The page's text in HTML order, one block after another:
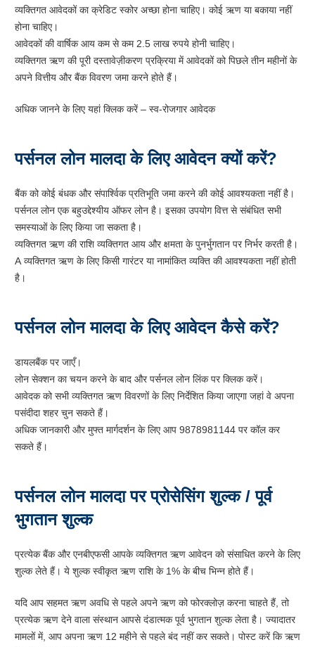
व्यक्तिगत आवेदकों का क्रेडिट स्कोर अच्छा होना चाहिए। कोई ऋण या बकाया नहीं
होना चाहिए।
आवेदकों की वार्षिक आय कम से कम 2.5 लाख रुपये होनी चाहिए।
व्यक्तिगत ऋण की पूरी दस्तावेज़ीकरण प्रक्रिया में आवेदकों को पिछले तीन महीनों के
अपने वित्तीय और बैंक विवरण जमा करने होते हैं।
अधिक जानने के लिए यहां क्लिक करें – स्व-रोजगार आवेदक
पर्सनल लोन मालदा के लिए आवेदन क्यों करें?
बैंक को कोई बंधक और संपार्श्विक प्रतिभूति जमा करने की कोई आवश्यकता नहीं है।
पर्सनल लोन एक बहुउद्देश्यीय ऑफर लोन है। इसका उपयोग वित्त से संबंधित सभी
समस्याओं के लिए किया जा सकता है।
व्यक्तिगत ऋण की राशि व्यक्तिगत आय और क्षमता के पुनर्भुगतान पर निर्भर करती है।
A व्यक्तिगत ऋण के लिए किसी गारंटर या नामांकित व्यक्ति की आवश्यकता नहीं होती
है।
पर्सनल लोन मालदा के लिए आवेदन कैसे करें?
डायलबैंक पर जाएँ।
लोन सेक्शन का चयन करने के बाद और पर्सनल लोन लिंक पर क्लिक करें।
आवेदक को सभी व्यक्तिगत ऋण विवरणों के लिए निर्देशित किया जाएगा जहां वे अपना
पसंदीदा शहर चुन सकते हैं।
अधिक जानकारी और मुफ्त मार्गदर्शन के लिए आप 9878981144 पर कॉल कर
सकते हैं।
पर्सनल लोन मालदा पर प्रोसेसिंग शुल्क / पूर्व
भुगतान शुल्क
प्रत्येक बैंक और एनबीएफसी आपके व्यक्तिगत ऋण आवेदन को संसाधित करने के लिए
शुल्क लेते हैं। ये शुल्क स्वीकृत ऋण राशि के 1% के बीच भिन्न होते हैं।
यदि आप सहमत ऋण अवधि से पहले अपने ऋण को फोरक्लोज़ करना चाहते हैं, तो
प्रत्येक ऋण देने वाला संस्थान आपसे दंडात्मक पूर्व भुगतान शुल्क लेता है। ज्यादातर
मामलों में, आप अपना ऋण 12 महीने से पहले बंद नहीं कर सकते। पोस्ट करें कि ऋण